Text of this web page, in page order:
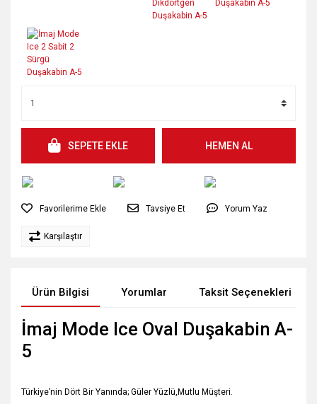
SEPETE EKLE HEMEN AL
Tavsiye Et Yorum Yaz
Karşılaştır
Ürün Bilgisi Yorumlar Taksit Seçenekleri
İmaj Mode Ice Oval Duşakabin A-
5
Türkiye’nin Dört Bir Yanında; Güler Yüzlü,Mutlu Müşteri.